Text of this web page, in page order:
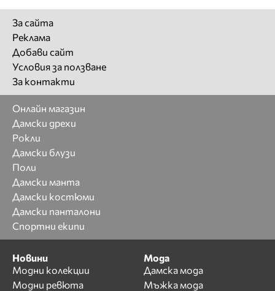
За сайта
Реклама
Добави сайт
Условия за ползване
За контакти
Онлайн магазин
Дамски дрехи
Рокли
Дамски блузи
Поли
Дамски манта
Дамски костюми
Дамски панталони
Спортни екипи
Новини
Модни колекции
Модни ревюта
Мода
Дамска мода
Мъжка мода